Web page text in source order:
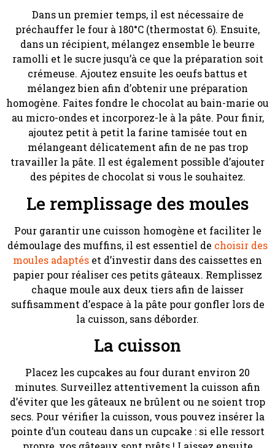
Dans un premier temps, il est nécessaire de
préchauffer le four à 180°C (thermostat 6). Ensuite,
dans un récipient, mélangez ensemble le beurre
ramolli et le sucre jusqu’à ce que la préparation soit
crémeuse. Ajoutez ensuite les oeufs battus et
mélangez bien afin d’obtenir une préparation
homogène. Faites fondre le chocolat au bain-marie ou
au micro-ondes et incorporez-le à la pâte. Pour finir,
ajoutez petit à petit la farine tamisée tout en
mélangeant délicatement afin de ne pas trop
travailler la pâte. Il est également possible d’ajouter
des pépites de chocolat si vous le souhaitez.
Le remplissage des moules
Pour garantir une cuisson homogène et faciliter le
démoulage des muffins, il est essentiel de choisir des
moules adaptés et d’investir dans des caissettes en
papier pour réaliser ces petits gâteaux. Remplissez
chaque moule aux deux tiers afin de laisser
suffisamment d’espace à la pâte pour gonfler lors de
la cuisson, sans déborder.
La cuisson
Placez les cupcakes au four durant environ 20
minutes. Surveillez attentivement la cuisson afin
d’éviter que les gâteaux ne brûlent ou ne soient trop
secs. Pour vérifier la cuisson, vous pouvez insérer la
pointe d’un couteau dans un cupcake : si elle ressort